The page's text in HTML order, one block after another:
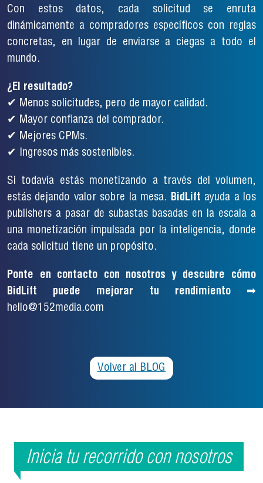
Con estos datos, cada solicitud se enruta
dinámicamente a compradores específicos con reglas
concretas, en lugar de enviarse a ciegas a todo el
mundo.
¿El resultado?
✔ Menos solicitudes, pero de mayor calidad.
✔ Mayor confianza del comprador.
✔ Mejores CPMs.
✔ Ingresos más sostenibles.
Si todavía estás monetizando a través del volumen,
estás dejando valor sobre la mesa. BidLift ayuda a los
publishers a pasar de subastas basadas en la escala a
una monetización impulsada por la inteligencia, donde
cada solicitud tiene un propósito.
Ponte en contacto con nosotros y descubre cómo
BidLift puede mejorar tu rendimiento➡
hello@152media.com
Volver al BLOG
Inicia tu recorrido con nosotros